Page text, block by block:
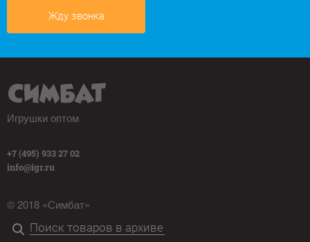
Жду звонка
Игрушки оптом
+7 (495) 933 27 02
info@igr.ru
© 2018 «Симбат»